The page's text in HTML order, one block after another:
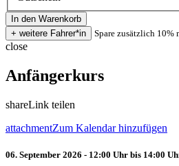
Spare zusätzlich 10%
close
Anfängerkurs
shareLink teilen
attachmentZum Kalendar hinzufügen
06. September 2026 - 12:00 Uhr bis 14:00